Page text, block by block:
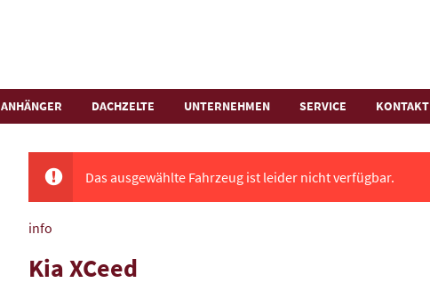
ANHÄNGER DACHZELTE UNTERNEHMEN SERVICE KONTAKT
Das ausgewählte Fahrzeug ist leider nicht verfügbar.
info
Kia XCeed